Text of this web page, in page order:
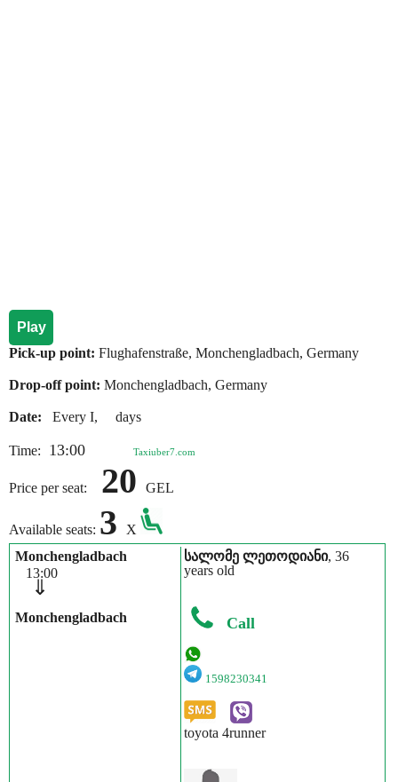
Play
Pick-up point: Flughafenstraße, Monchengladbach, Germany
Drop-off point: Monchengladbach, Germany
Date: Every I, days
Time: 13:00 Taxiuber7.com
Price per seat: 20 GEL
Available seats: 3
X
Monchengladbach
13:00
⇓
Monchengladbach
სალომე ლეთოდიანი, 36
years old
Call
1598230341
toyota 4runner